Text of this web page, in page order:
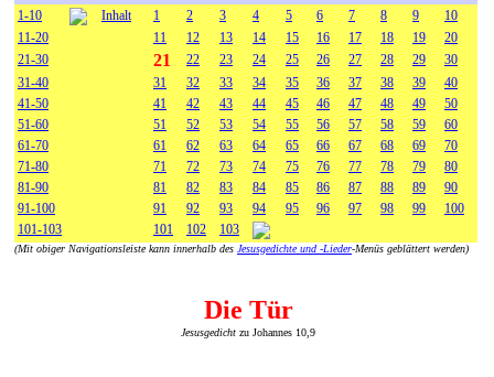
1-10 Inhalt 1 2 3 4 5 6 7 8 9
10
11-20
11 12 13 14 15 16 17 18 19
20
21-30
21 22 23 24 25 26 27 28 29
30
31-40
31 32 33 34 35 36 37 38 39
40
41-50
41 42 43 44 45 46 47 48 49
50
51-60
51 52 53 54 55 56 57 58 59
60
61-70
61 62 63 64 65 66 67 68 69
70
71-80
71 72 73 74 75 76 77 78 79
80
81-90
81 82 83 84 85 86 87 88 89
90
91-100
91 92 93 94 95 96 97 98 99
100
101-103
101 102 103
(Mit obiger Navigationsleiste kann innerhalb des Jesusgedichte und -Lieder-Menüs geblättert werden)
Die Tür
Jesusgedicht zu Johannes 10,9